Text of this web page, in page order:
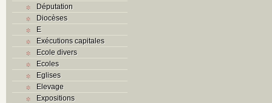
Députation
Diocèses
E
Exécutions capitales
Ecole divers
Ecoles
Eglises
Elevage
Expositions